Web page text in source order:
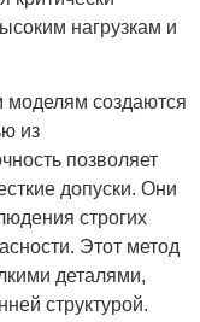
нагрузкам и
создаются
из
позволяет
допуски. Они
строгих
Этот метод
деталями,
структурой.